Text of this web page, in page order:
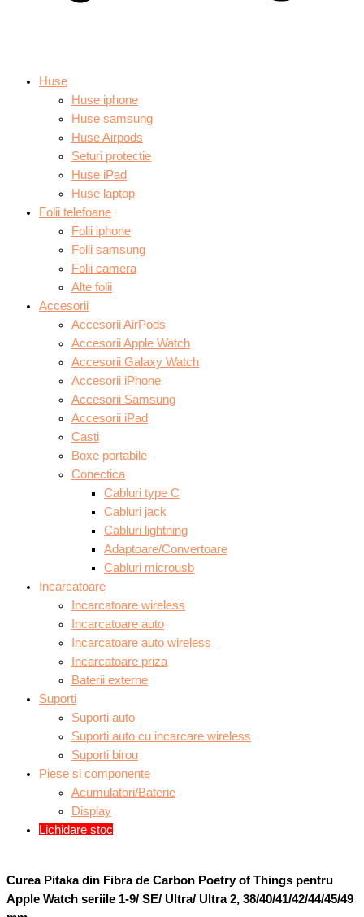
Huse
Huse iphone
Huse samsung
Huse Airpods
Seturi protectie
Huse iPad
Huse laptop
Folii telefoane
Folii iphone
Folii samsung
Folii camera
Alte folii
Accesorii
Accesorii AirPods
Accesorii Apple Watch
Accesorii Galaxy Watch
Accesorii iPhone
Accesorii Samsung
Accesorii iPad
Casti
Boxe portabile
Conectica
Cabluri type C
Cabluri jack
Cabluri lightning
Adaptoare/Convertoare
Cabluri microusb
Incarcatoare
Incarcatoare wireless
Incarcatoare auto
Incarcatoare auto wireless
Incarcatoare priza
Baterii externe
Suporti
Suporti auto
Suporti auto cu incarcare wireless
Suporti birou
Piese si componente
Acumulatori/Baterie
Display
Lichidare stoc
Curea Pitaka din Fibra de Carbon Poetry of Things pentru
Apple Watch seriile 1-9/ SE/ Ultra/ Ultra 2, 38/40/41/42/44/45/49